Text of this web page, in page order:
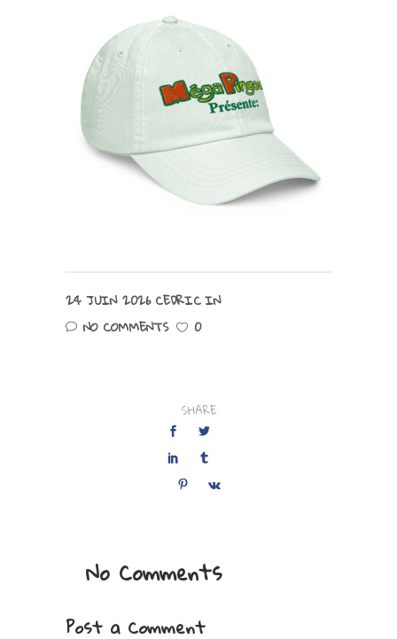
24 JUIN 2026CEDRICIN
NO COMMENTS
0
SHARE
No Comments
Post a Comment